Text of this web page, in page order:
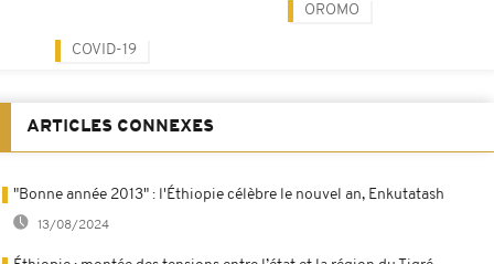
OROMO
COVID-19
ARTICLES CONNEXES
"Bonne année 2013" : l'Éthiopie célèbre le nouvel an, Enkutatash
13/08/2024